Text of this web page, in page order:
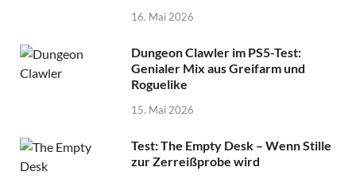
16. Mai 2026
Dungeon Clawler im PS5-Test:
Genialer Mix aus Greifarm und
Roguelike
15. Mai 2026
Test: The Empty Desk – Wenn Stille
zur Zerreißprobe wird